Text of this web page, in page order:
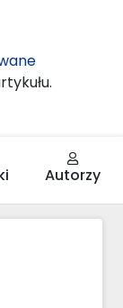
Autorzy